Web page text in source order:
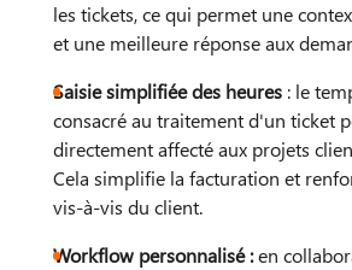
les tickets, ce qui permet une
et une meilleure réponse aux
Saisie simplifiée des heures : le
consacré au traitement d'un ticket
directement affecté aux projets
Cela simplifie la facturation et
vis-à-vis du client.
Workflow personnalisé :en